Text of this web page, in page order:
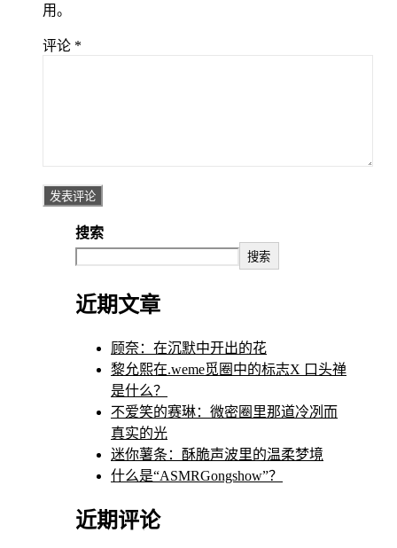
用。
评论 *
搜索
搜索
近期文章
顾奈：在沉默中开出的花
黎允熙在.weme觅圈中的标志X 口头禅
是什么？
不爱笑的赛琳：微密圈里那道冷冽而
真实的光
迷你薯条：酥脆声波里的温柔梦境
什么是“ASMRGongshow”？
近期评论